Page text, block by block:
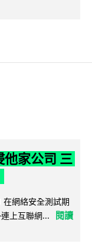
家公司 三
網絡安全測試期
上互聯網...
閱讀